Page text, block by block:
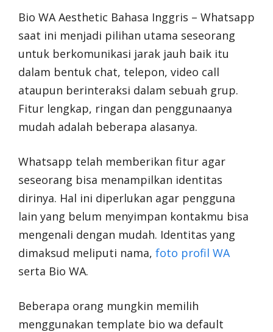
Bio WA Aesthetic Bahasa Inggris – Whatsapp
saat ini menjadi pilihan utama seseorang
untuk berkomunikasi jarak jauh baik itu
dalam bentuk chat, telepon, video call
ataupun berinteraksi dalam sebuah grup.
Fitur lengkap, ringan dan penggunaanya
mudah adalah beberapa alasanya.
Whatsapp telah memberikan fitur agar
seseorang bisa menampilkan identitas
dirinya. Hal ini diperlukan agar pengguna
lain yang belum menyimpan kontakmu bisa
mengenali dengan mudah. Identitas yang
dimaksud meliputi nama, foto profil WA
serta Bio WA.
Beberapa orang mungkin memilih
menggunakan template bio wa default